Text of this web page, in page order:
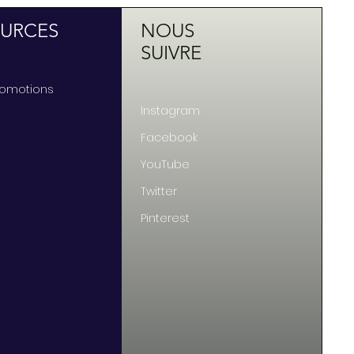
NOUS
SUIVRE
Instagram
Facebook
YouTube
Twitter
Pinterest